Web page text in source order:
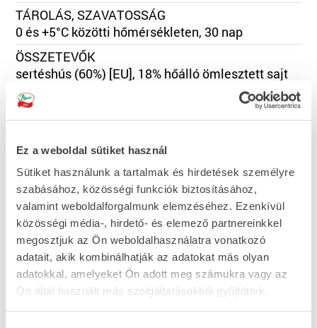
Ez a weboldal sütiket használ
Sütiket használunk a tartalmak és hirdetések személyre
szabásához, közösségi funkciók biztosításához,
valamint weboldalforgalmunk elemzéséhez. Ezenkívül
közösségi média-, hirdető- és elemező partnereinkkel
megosztjuk az Ön weboldalhasználatra vonatkozó
adatait, akik kombinálhatják az adatokat más olyan
adatokkal, amelyeket Ön adott meg számukra vagy az
Ön által használt más szolgáltatásokból gyűjtöttek.
TÁROLÁS, SZAVATOSSÁG
0 és +5°C közötti hőmérsékleten, 30 nap
ÖSSZETEVŐK
sertéshús (60%) [EU], 18% hőálló ömlesztett sajt
[sajt 34%, ivóvíz, módosított keményítő (E1422),
tejszín, sűrítőanyagok (E407, E466, E410, E417);
étkezési só, emulgeálószerek (E339, E450, E451,
E331); savanyúságot szabályozó anyag (E330)],
ivóvíz, sertésbőrke, szárított paradicsom (2%),
étkezési só, paprika granulátum (1%), sertés
húsfehérje, burgonyakeményítő, stabilizátorok
(E450, E451); dextróz, emészthető marhakollagén
bél (víz, kollagén, glicerin, kenőolaj),
antioxidánsok (E300, E316); fűszerek,
fűszerkivonatok, aroma, füst, tartósítószer (E250).
ALLERGÉNEK
ÁTLAGOS TÁPÉRTÉK